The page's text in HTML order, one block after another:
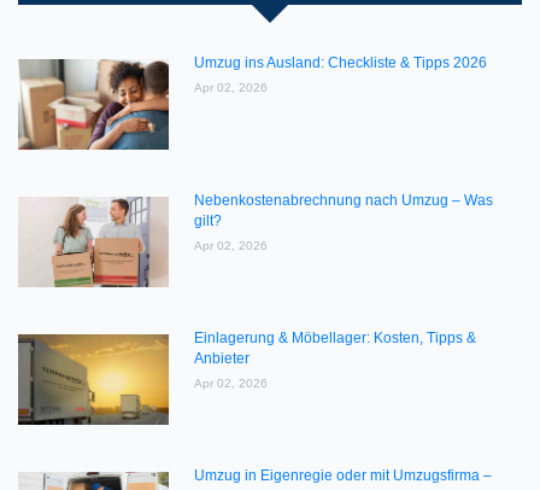
Umzug ins Ausland: Checkliste & Tipps 2026
Apr 02, 2026
Nebenkostenabrechnung nach Umzug – Was
gilt?
Apr 02, 2026
Einlagerung & Möbellager: Kosten, Tipps &
Anbieter
Apr 02, 2026
Umzug in Eigenregie oder mit Umzugsfirma –